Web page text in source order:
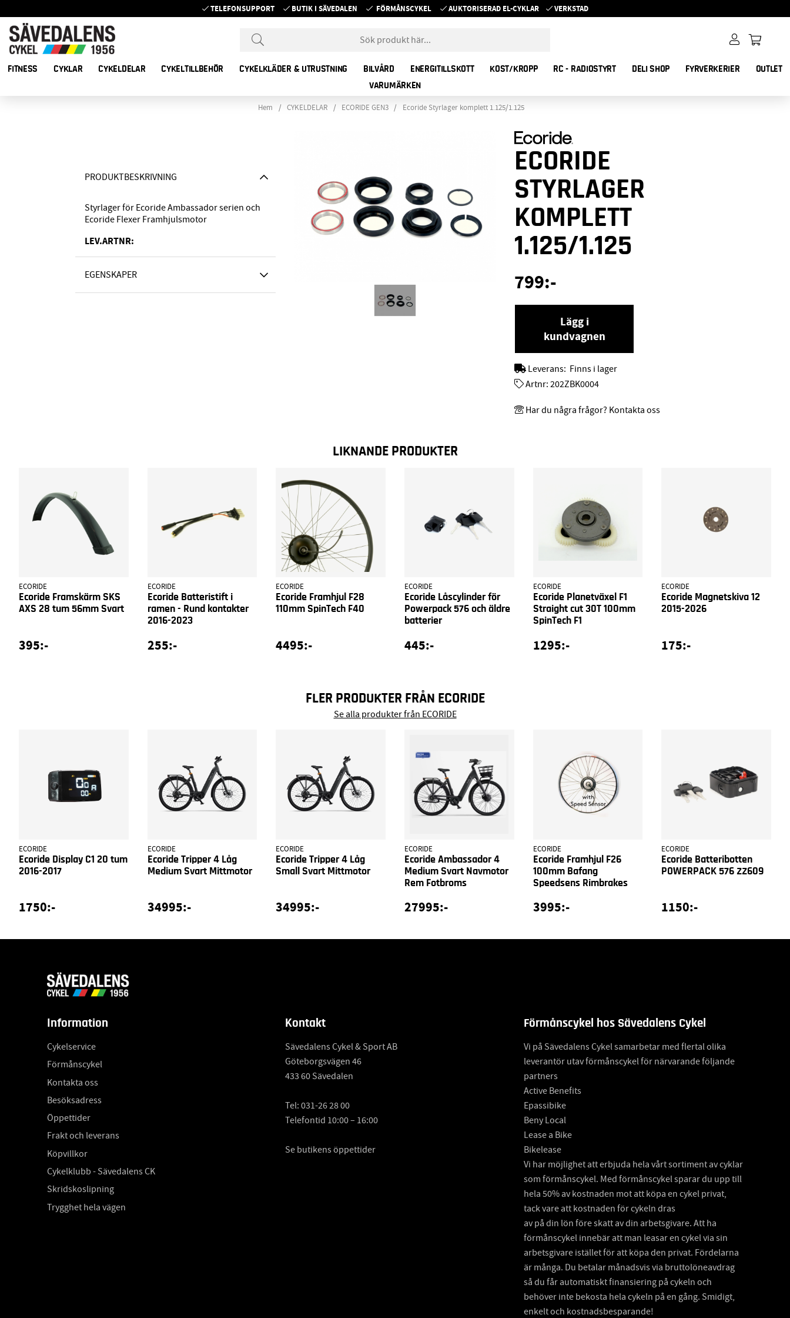
TELEFONSUPPORT BUTIK I SÄVEDALEN FÖRMÅNSCYKEL AUKTORISERAD EL-CYKLAR VERKSTAD
FITNESS CYKLAR CYKELDELAR CYKELTILLBEHÖR CYKELKLÄDER & UTRUSTNING BILVÅRD ENERGITILLSKOTT KOST/KROPP RC - RADIOSTYRT DELI SHOP FYRVERKERIER
OUTLET
VARUMÄRKEN
Hem CYKELDELAR ECORIDE GEN3 Ecoride Styrlager komplett 1.125/1.125
PRODUKTBESKRIVNING
Styrlager för EcorideAmbassador serien och
Ecoride Flexer Framhjulsmotor
LEV.ARTNR:
EGENSKAPER
ECORIDE
STYRLAGER
KOMPLETT
1.125/1.125
799:-
Lägg i
kundvagnen
Leverans: Finns i lager
Artnr: 202ZBK0004
Har du några frågor? Kontakta oss
LIKNANDE PRODUKTER
ECORIDE
Ecoride Framskärm SKS
AXS 28 tum 56mm Svart
395:-
ECORIDE
Ecoride Batteristift i
ramen - Rund kontakter
2016-2023
255:-
ECORIDE
Ecoride Framhjul F28
110mm SpinTech F40
4495:-
ECORIDE
Ecoride Låscylinder för
Powerpack 576 och äldre
batterier
445:-
ECORIDE
Ecoride Planetväxel F1
Straight cut 30T 100mm
SpinTech F1
1295:-
ECORIDE
Ecoride Magnetskiva 12
2015-2026
175:-
FLER PRODUKTER FRÅN ECORIDE
Se alla produkter från ECORIDE
ECORIDE
Ecoride Display C1 20 tum
2016-2017
1750:-
ECORIDE
Ecoride Tripper 4 Låg
Medium Svart Mittmotor
34995:-
ECORIDE
Ecoride Tripper 4 Låg
Small Svart Mittmotor
34995:-
ECORIDE
Ecoride Ambassador 4
Medium Svart Navmotor
Rem Fotbroms
27995:-
ECORIDE
Ecoride Framhjul F26
100mm Bafang
Speedsens Rimbrakes
3995:-
ECORIDE
Ecoride Batteribotten
POWERPACK 576 ZZ609
1150:-
Information
Cykelservice
Förmånscykel
Kontakta oss
Besöksadress
Öppettider
Frakt och leverans
Köpvillkor
Cykelklubb - Sävedalens CK
Skridskoslipning
Trygghet hela vägen
Kontakt
Sävedalens Cykel & Sport AB
Göteborgsvägen 46
433 60 Sävedalen
Tel:031-26 28 00
Telefontid 10:00 – 16:00
Se butikens öppettider
Förmånscykel hos Sävedalens Cykel
Vi på Sävedalens Cykel samarbetar med flertal olika
leverantör utav förmånscykel för närvarande följande
partners
Active Benefits
Epassibike
Beny Local
Lease a Bike
Bikelease
Vi har möjlighet att erbjuda hela vårt sortiment av cyklar
som förmånscykel. Med förmånscykel sparar du upp till
hela 50% av kostnaden mot att köpa en cykel privat,
tack vare att kostnaden för cykeln dras
av på din lön före skatt av din arbetsgivare. Att ha
förmånscykel innebär att man leasar en cykel via sin
arbetsgivare istället för att köpa den privat. Fördelarna
är många. Du betalar månadsvis via bruttolöneavdrag
så du får automatiskt finansiering på cykeln och
behöver inte bekosta hela cykeln på en gång. Smidigt,
enkelt och kostnadsbesparande!